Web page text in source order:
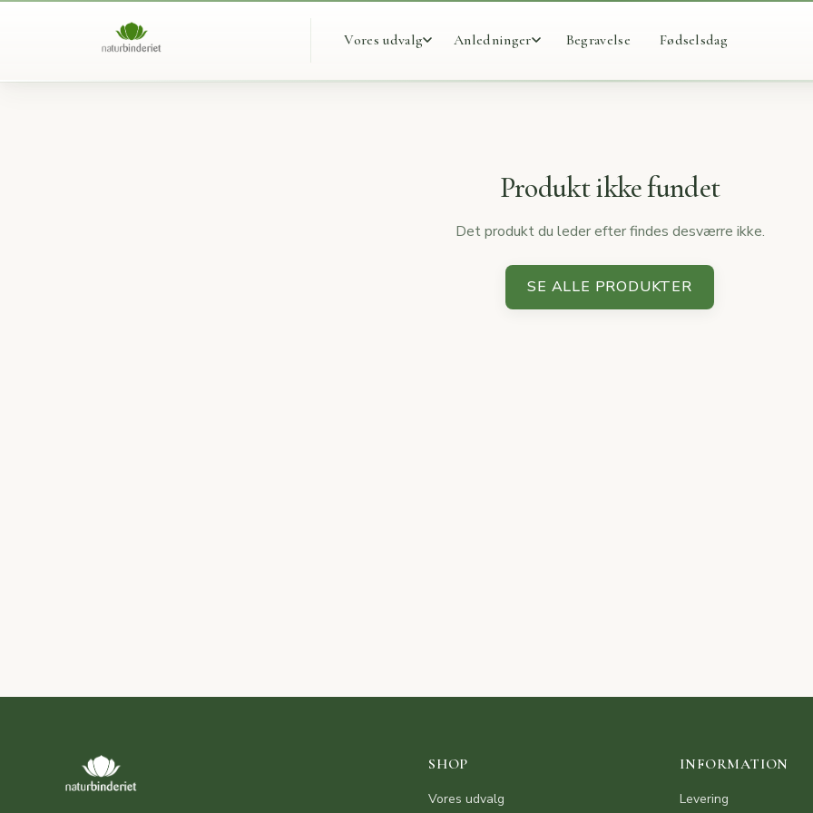
Vores udvalg Anledninger Begravelse Fødselsdag
Produkt ikke fundet
Det produkt du leder efter findes desværre ikke.
SE ALLE PRODUKTER
SHOP
Vores udvalg
INFORMATION
Levering